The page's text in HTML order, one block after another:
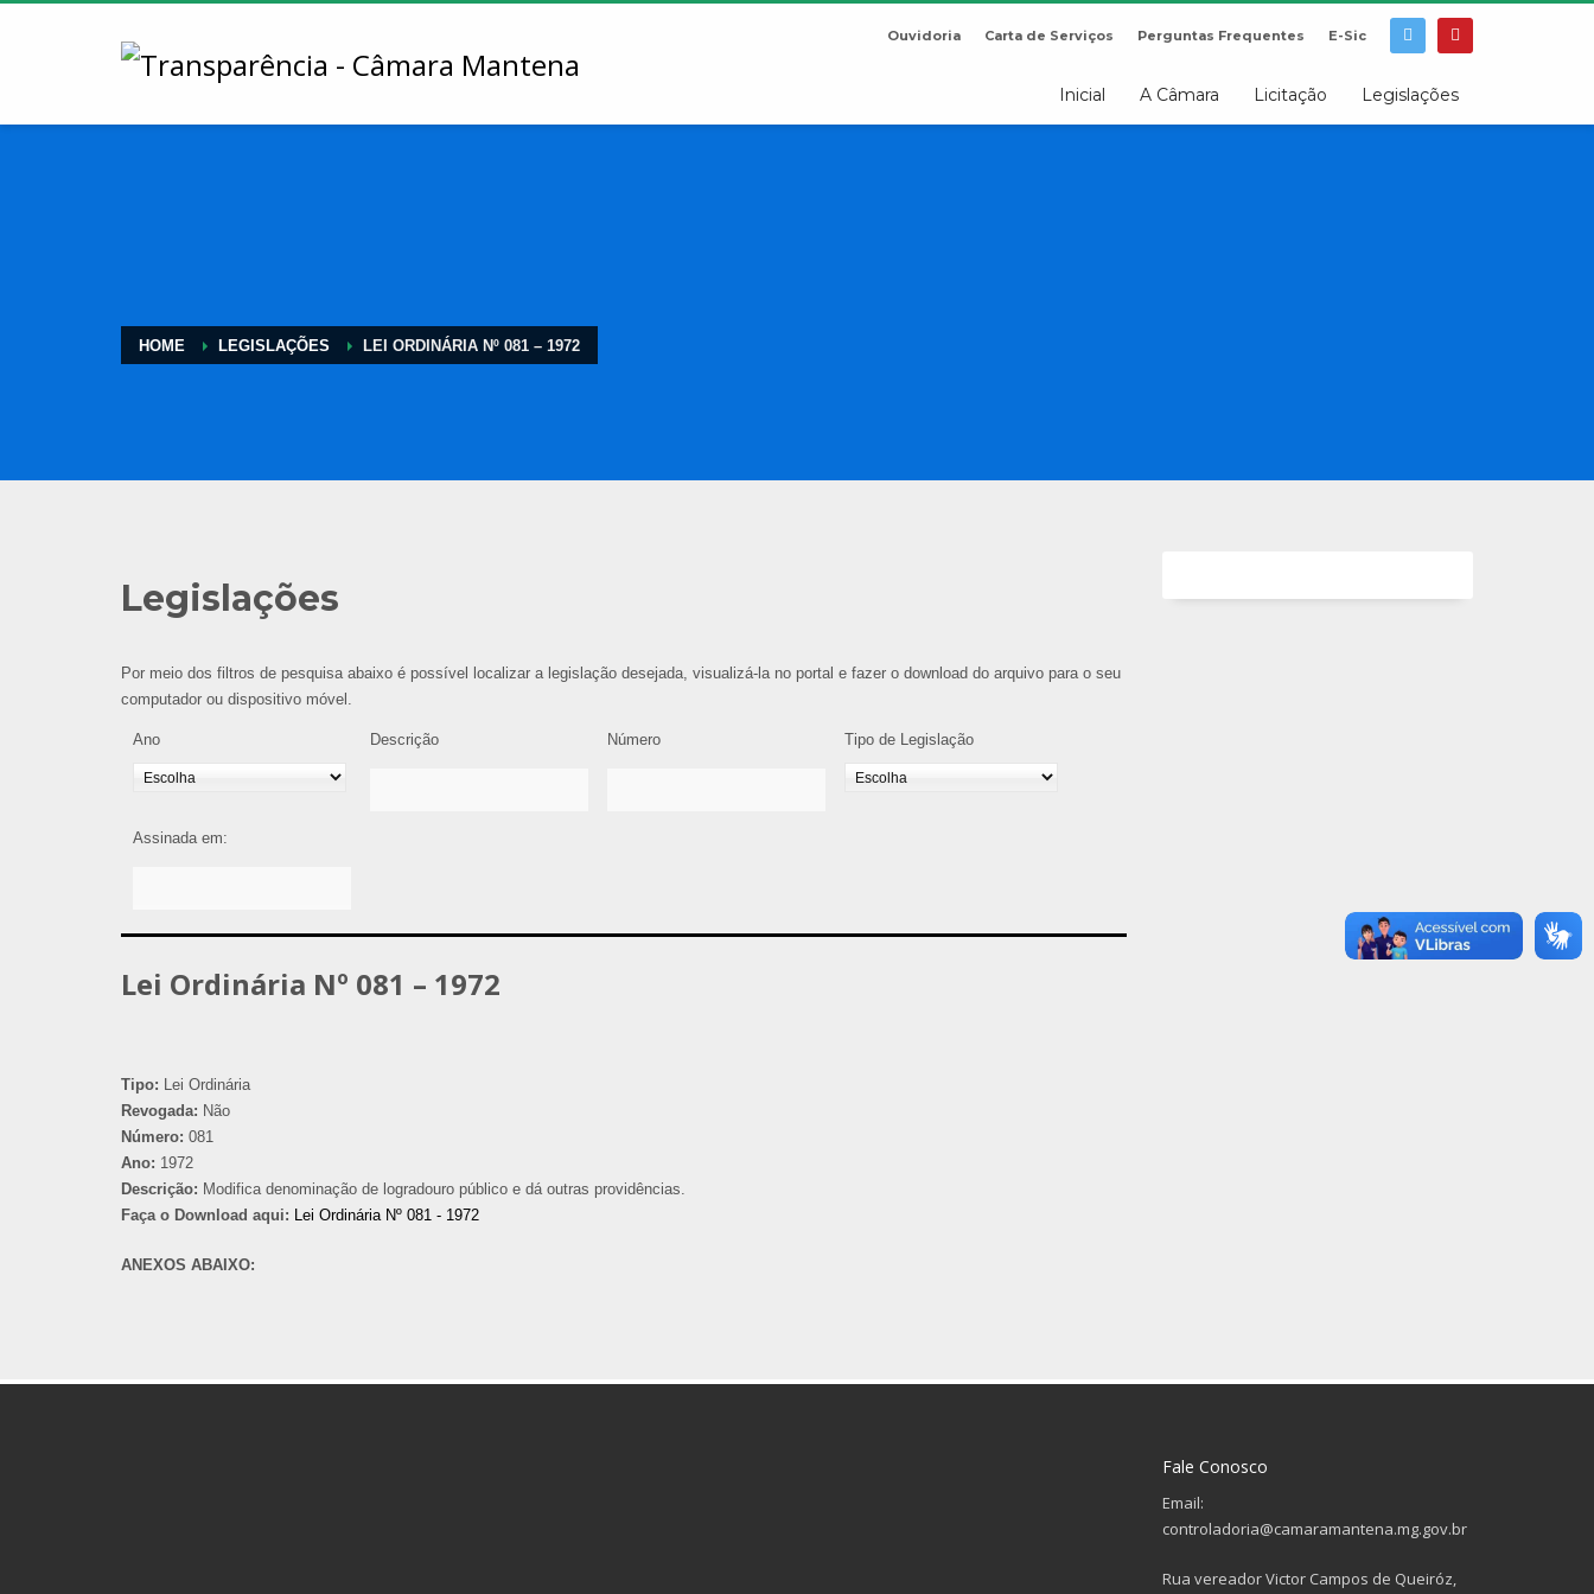
Ouvidoria Carta de Serviços Perguntas Frequentes E-Sic
Inicial A Câmara Licitação Legislações
HOME LEGISLAÇÕES LEI ORDINÁRIA Nº 081 – 1972
Legislações
Por meio dos filtros de pesquisa abaixo é possível localizar a legislação desejada, visualizá-la no portal e fazer o download do arquivo para o seu
computador ou dispositivo móvel.
Ano Descrição Número Tipo de Legislação
Assinada em:
Lei Ordinária Nº 081 – 1972
Tipo: Lei Ordinária
Revogada: Não
Número: 081
Ano: 1972
Descrição: Modifica denominação de logradouro público e dá outras providências.
Faça o Download aqui: Lei Ordinária Nº 081 - 1972
ANEXOS ABAIXO:
Fale Conosco
Email:
controladoria@camaramantena.mg.gov.br
Rua vereador Victor Campos de Queiróz,